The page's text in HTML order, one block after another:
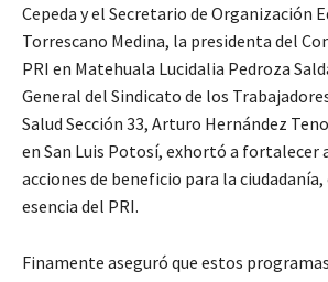
Cepeda y el Secretario de Organización
Torrescano Medina, la presidenta del
PRI en Matehuala Lucidalia Pedroza
General del Sindicato de los
Salud Sección 33, Arturo Hernández
en San Luis Potosí, exhortó a fortalecer
acciones de beneficio para la ciudadanía,
esencia del PRI.
Finamente aseguró que estos